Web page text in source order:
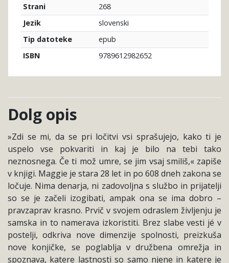
Strani
268
Jezik
slovenski
Tip datoteke
epub
ISBN
9789612982652
Dolg opis
»Zdi se mi, da se pri ločitvi vsi sprašujejo, kako ti je
uspelo vse pokvariti in kaj je bilo na tebi tako
neznosnega. Če ti mož umre, se jim vsaj smiliš,« zapiše
v knjigi. Maggie je stara 28 let in po 608 dneh zakona se
ločuje. Nima denarja, ni zadovoljna s službo in prijatelji
so se je začeli izogibati, ampak ona se ima dobro –
pravzaprav krasno. Prvič v svojem odraslem življenju je
samska in to namerava izkoristiti. Brez slabe vesti jé v
postelji, odkriva nove dimenzije spolnosti, preizkuša
nove konjičke, se poglablja v družbena omrežja in
spoznava, katere lastnosti so samo njene in katere je